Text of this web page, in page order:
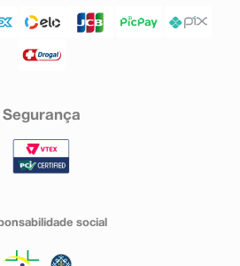
Segurança
social